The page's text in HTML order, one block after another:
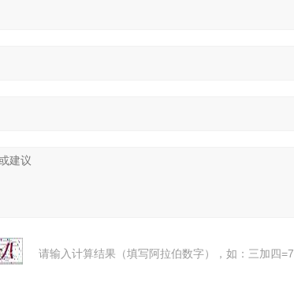
请输入计算结果（填写阿拉伯数字），如：三加四=7